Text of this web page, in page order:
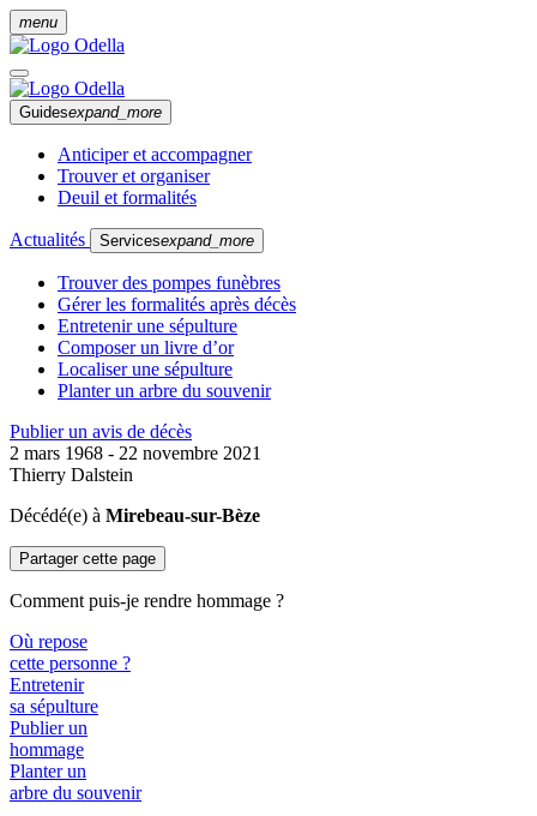
menu
Guidesexpand_more
Anticiper et accompagner
Trouver et organiser
Deuil et formalités
Actualités Servicesexpand_more
Trouver des pompes funèbres
Gérer les formalités après décès
Entretenir une sépulture
Composer un livre d’or
Localiser une sépulture
Planter un arbre du souvenir
Publier un avis de décès
2 mars 1968 - 22 novembre 2021
Thierry Dalstein
Décédé(e) à Mirebeau-sur-Bèze
Partager cette page
Comment puis-je rendre hommage ?
Où repose
cette personne ?
Entretenir
sa sépulture
Publier un
hommage
Planter un
arbre du souvenir